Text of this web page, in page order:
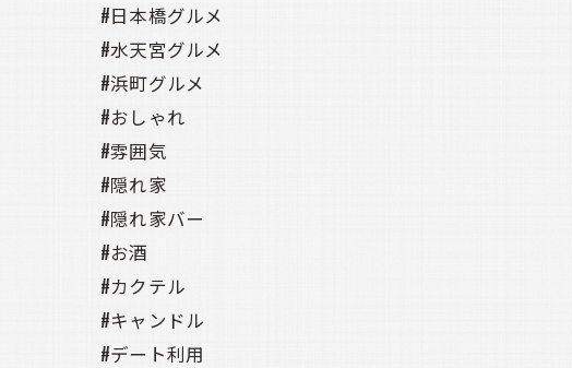
#日本橋グルメ
#水天宮グルメ
#浜町グルメ
#おしゃれ
#雰囲気
#隠れ家
#隠れ家バー
#お酒
#カクテル
#キャンドル
#デート利用